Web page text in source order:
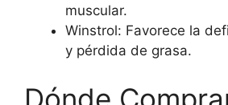
muscular.
Winstrol: Favorece la
y pérdida de grasa.